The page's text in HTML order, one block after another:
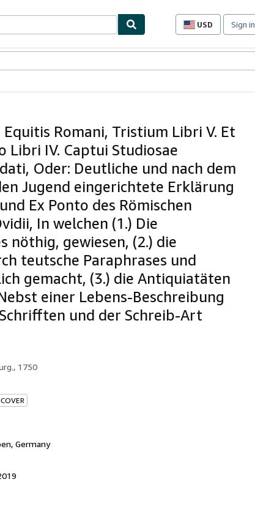
USD
Site
preferences
Sign in
Romani, Tristium Libri V. Et
Libri IV. Captui Studiosae
Oder: Deutliche und nach dem
Jugend eingerichtete Erklärung
Ex Ponto des Römischen
In welchen (1.) Die
nöthig, gewiesen, (2.) die
teutsche Paraphrases und
gemacht, (3.) die Antiquiatäten
einer Lebens-Beschreibung
und der Schreib-Art
1750
Germany